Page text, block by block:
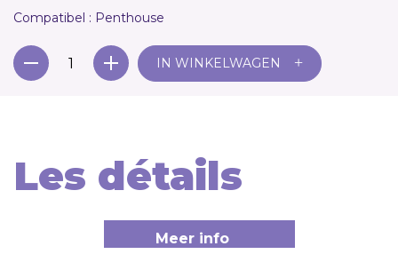
Compatibel : Penthouse
IN WINKELWAGEN +
Les détails
Meer info